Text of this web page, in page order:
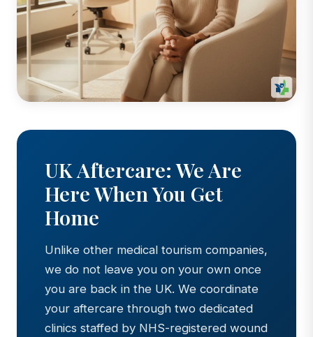
UK Aftercare: We Are
Here When You Get
Home
Unlike other medical tourism companies,
we do not leave you on your own once
you are back in the UK. We coordinate
your aftercare through two dedicated
clinics staffed by NHS-registered wound